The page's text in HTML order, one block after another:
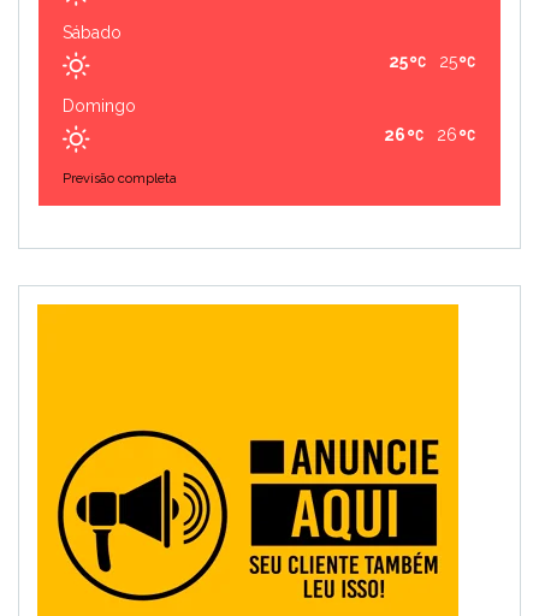
Sábado
25
25
Domingo
26
26
Previsão completa